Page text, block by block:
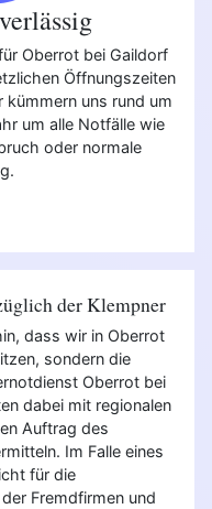
Oberrot bei Gaildorf
Öffnungszeiten
kümmern uns rund um
um alle Notfälle wie
oder normale
der Klempner
dass wir in Oberrot
sondern die
Oberrot bei
dabei mit regionalen
Auftrag des
Im Falle eines
für die
Fremdfirmen und